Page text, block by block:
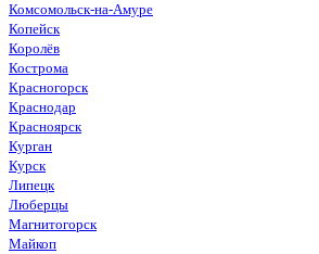
Комсомольск-на-Амуре
Копейск
Королёв
Кострома
Красногорск
Краснодар
Красноярск
Курган
Курск
Липецк
Люберцы
Магнитогорск
Майкоп